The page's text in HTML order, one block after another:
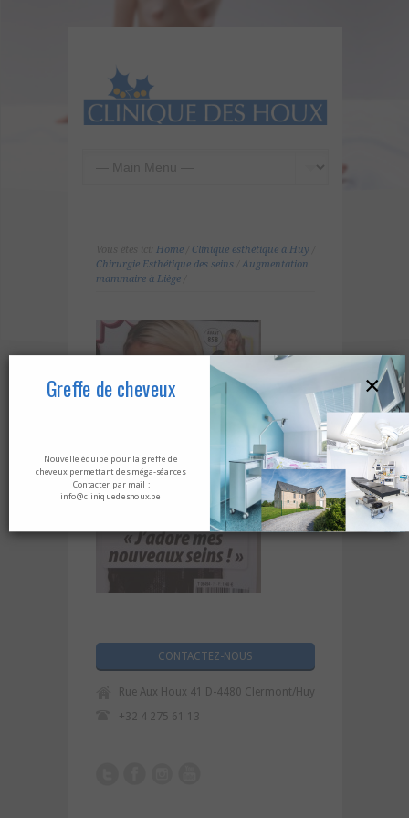
Home/ Clinique esthétique à Huy
Chirurgie Esthétique des seins
Augmentation
mammaire à Liège/
CONTACTEZ-NOUS
Rue Aux Houx 41 D-4480 Clermont/Huy
+32 4 275 61 13
Greffe de cheveux
Nouvelle équipe pour la greffe de
cheveux permettant des méga-séances
Contacter par mail :
info@cliniquedeshoux.be
×